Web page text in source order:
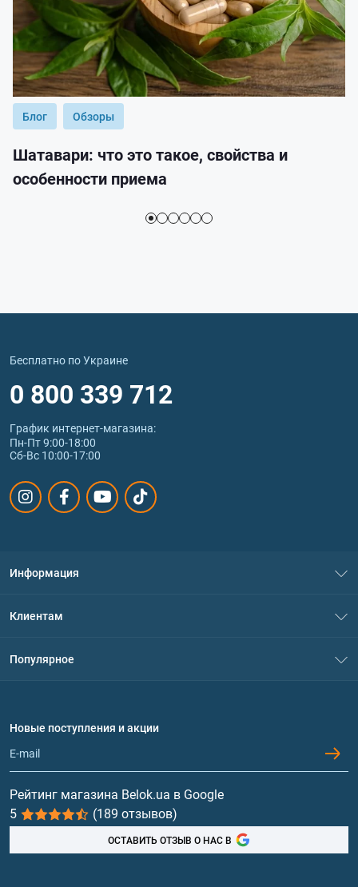
Блог Обзоры
Шатавари: что это такое, свойства и
особенности приема
Бесплатно по Украине
0 800 339 712
График интернет‑магазина:
Пн-Пт 9:00-18:00
Сб-Вс 10:00-17:00
Информация
Политика конфиденциальности
Обмен и возврат
Клиентам
Популярное
Протеин
Гейнеры
Витамины и минералы
Рыбий жир, жирные кислоты
Новые поступления и акции
Рейтинг магазина Belok.ua в Google
5
(189 отзывов)
ОСТАВИТЬ ОТЗЫВ О НАС В